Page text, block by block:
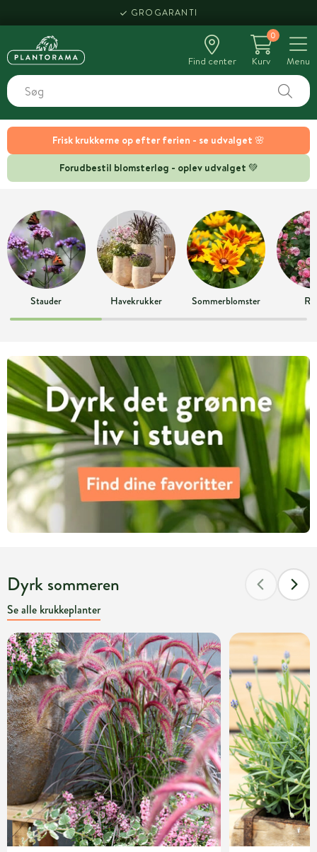
GROGARANTI
Find center
0
Kurv
Menu
Frisk krukkerne op efter ferien - se udvalget 🌸
Forudbestil blomsterløg - oplev udvalget 💚
Stauder Havekrukker Sommerblomster
Dyrk sommeren
Se alle krukkeplanter